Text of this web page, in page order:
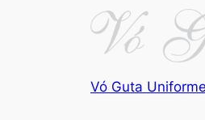
Vó Guta